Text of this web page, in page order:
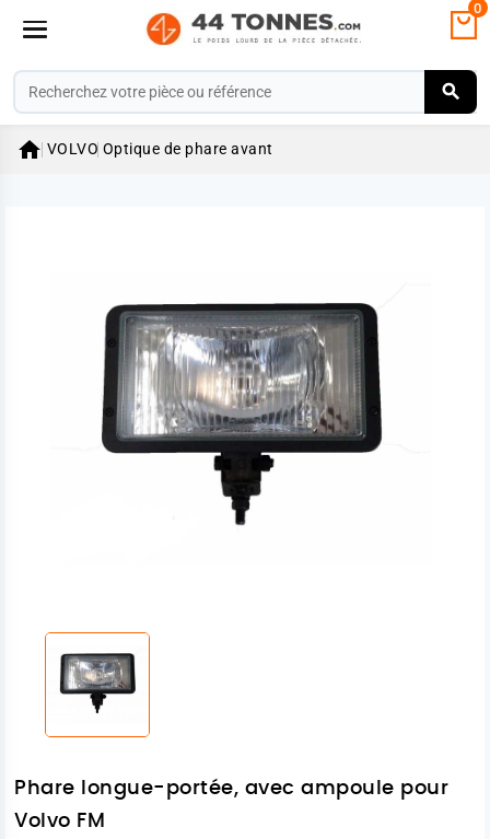
0
 VOLVO Optique de phare avant
Phare longue-portée, avec ampoule pour
Volvo FM